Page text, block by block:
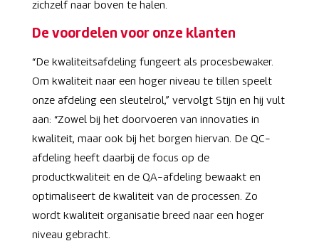
zichzelf naar boven te halen.
De voordelen voor onze klanten
“De kwaliteitsafdeling fungeert als procesbewaker.
Om kwaliteit naar een hoger niveau te tillen speelt
onze afdeling een sleutelrol,” vervolgt Stijn en hij vult
aan: “Zowel bij het doorvoeren van innovaties in
kwaliteit, maar ook bij het borgen hiervan. De QC-
afdeling heeft daarbij de focus op de
productkwaliteit en de QA-afdeling bewaakt en
optimaliseert de kwaliteit van de processen. Zo
wordt kwaliteit organisatie breed naar een hoger
niveau gebracht.